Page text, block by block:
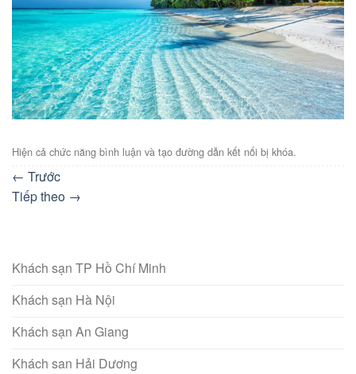
Hiện cả chức năng bình luận và tạo đường dẫn kết nối bị khóa.
← Trước
Tiếp theo →
Khách sạn TP Hồ Chí Minh
Khách sạn Hà Nội
Khách sạn An Giang
Khách san Hải Dương